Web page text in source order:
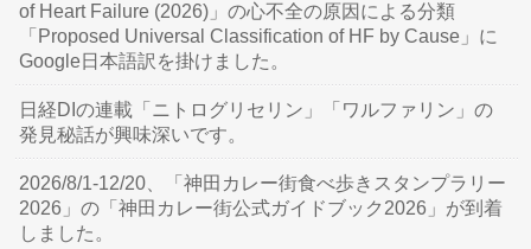
of Heart Failure (2026)」の心不全の原因による分類
「Proposed Universal Classification of HF by Cause」に
Google日本語訳を掛けました。
日経DIの連載「ニトログリセリン」「ワルファリン」の
発見秘話が興味深いです。
2026/8/1-12/20、「神田カレー街食べ歩きスタンプラリー
2026」の「神田カレー街公式ガイドブック2026」が到着
しました。